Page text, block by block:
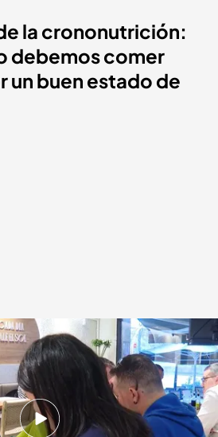
la crononutrición:
debemos comer
un buen estado de
hacer las comidas del día
IMAGEN: Gabi
Noticias Cuatro